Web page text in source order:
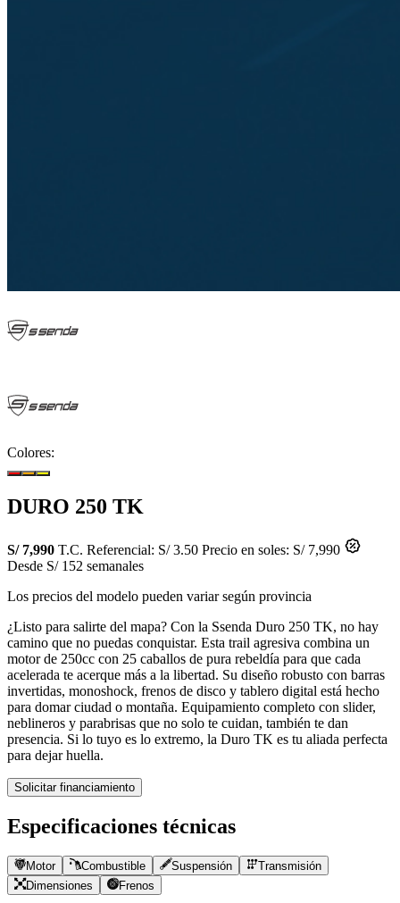
Colores:
DURO 250 TK
S/ 7,990 T.C. Referencial: S/ 3.50 Precio en soles: S/ 7,990
Desde S/ 152 semanales
Los precios del modelo pueden variar según provincia
¿Listo para salirte del mapa? Con la Ssenda Duro 250 TK, no hay
camino que no puedas conquistar. Esta trail agresiva combina un
motor de 250cc con 25 caballos de pura rebeldía para que cada
acelerada te acerque más a la libertad. Su diseño robusto con barras
invertidas, monoshock, frenos de disco y tablero digital está hecho
para domar ciudad o montaña. Equipamiento completo con slider,
neblineros y parabrisas que no solo te cuidan, también te dan
presencia. Si lo tuyo es lo extremo, la Duro TK es tu aliada perfecta
para dejar huella.
Solicitar financiamiento
Especificaciones técnicas
Motor Combustible Suspensión
Transmisión
Dimensiones
Frenos